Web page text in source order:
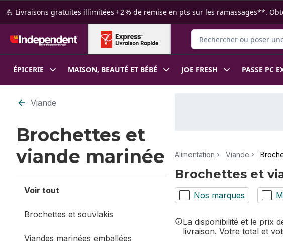
Passer au contenu principal
Passer au pied de page
💪 Livraisons gratuites illimitées + 2 % de remise en pts sur les ramassages**.
Rechercher des produits
ÉPICERIE MAISON, BEAUTÉ ET BÉBÉ JOE FRESH PASSE PC
Passer au filtrage du contenu
Viande
Brochettes et
viande marinée
Voir tout
Brochettes et souvlakis
Viandes marinées emballées
Alimentation Viande
Brochettes et
Nos marques
La disponibilité et le prix
livraison. Votre total et